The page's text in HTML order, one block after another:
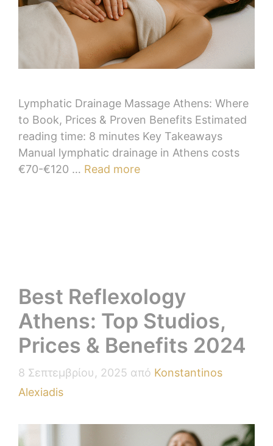
Lymphatic Drainage Massage Athens: Where
to Book, Prices & Proven Benefits Estimated
reading time: 8 minutes Key Takeaways
Manual lymphatic drainage in Athens costs
€70-€120 … Read more
Best Reflexology
Athens: Top Studios,
Prices & Benefits 2024
8 Σεπτεμβρίου, 2025 από Konstantinos
Alexiadis